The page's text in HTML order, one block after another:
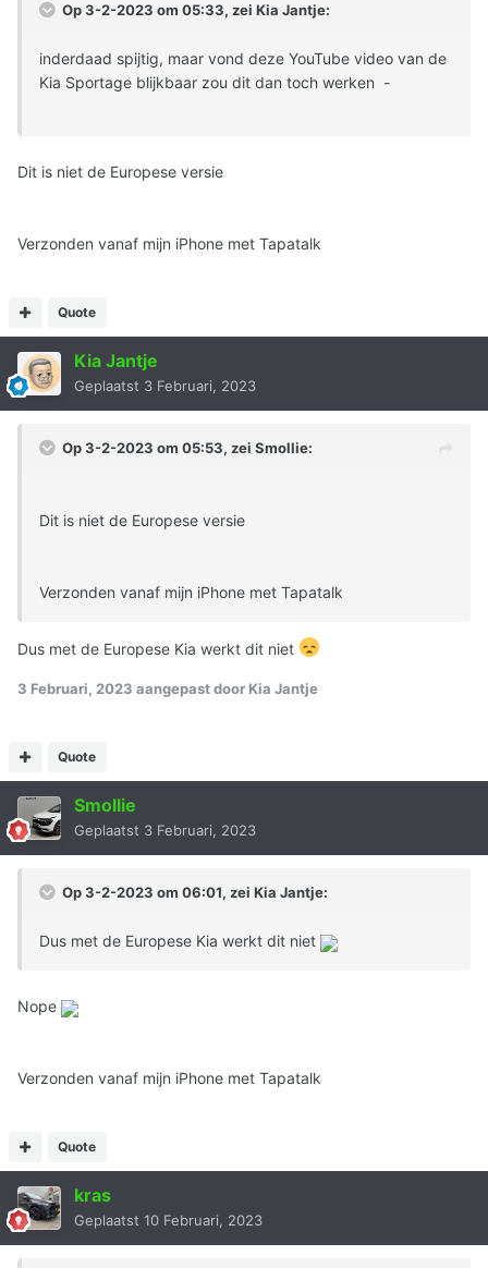
Op 3-2-2023 om 05:33, zei Kia Jantje:
inderdaad spijtig, maar vond deze YouTube video van de
Kia Sportage blijkbaar zou dit dan toch werken -
Dit is niet de Europese versie
Verzonden vanaf mijn iPhone met Tapatalk
Quote
Kia Jantje
Geplaatst 3 Februari, 2023
Op 3-2-2023 om 05:53, zei Smollie:
Dit is niet de Europese versie
Verzonden vanaf mijn iPhone met Tapatalk
Dus met de Europese Kia werkt dit niet
3 Februari, 2023 aangepast door Kia Jantje
Quote
Smollie
Geplaatst 3 Februari, 2023
Op 3-2-2023 om 06:01, zei Kia Jantje:
Dus met de Europese Kia werkt dit niet
Nope
Verzonden vanaf mijn iPhone met Tapatalk
Quote
kras
Geplaatst 10 Februari, 2023